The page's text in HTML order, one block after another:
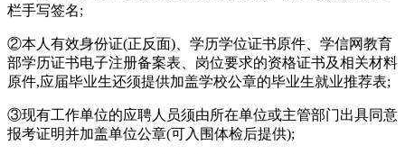
栏手写签名;
②本人有效身份证(正反面)、学历学位证书原件、学信网教育
部学历证书电子注册备案表、岗位要求的资格证书及相关材料
原件,应届毕业生还须提供加盖学校公章的毕业生就业推荐表;
③现有工作单位的应聘人员须由所在单位或主管部门出具同意
报考证明并加盖单位公章(可入围体检后提供);